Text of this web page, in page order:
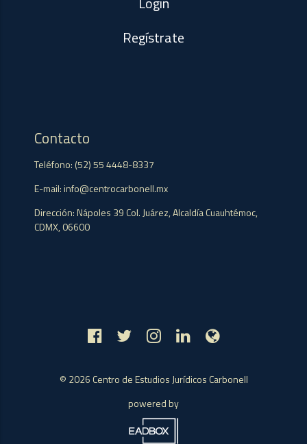
Regístrate
Contacto
Teléfono: (52) 55 4448-8337
E-mail: info@centrocarbonell.mx
Dirección: Nápoles 39 Col. Juárez, Alcaldía Cuauhtémoc,
CDMX, 06600
© 2026 Centro de Estudios Jurídicos Carbonell
powered by